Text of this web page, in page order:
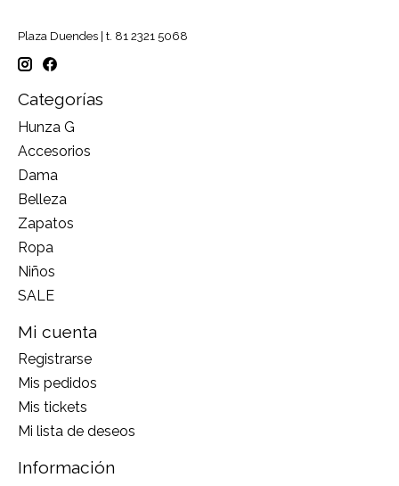
Plaza Duendes | t. 81 2321 5068
Categorías
Hunza G
Accesorios
Dama
Belleza
Zapatos
Ropa
Niños
SALE
Mi cuenta
Registrarse
Mis pedidos
Mis tickets
Mi lista de deseos
Información